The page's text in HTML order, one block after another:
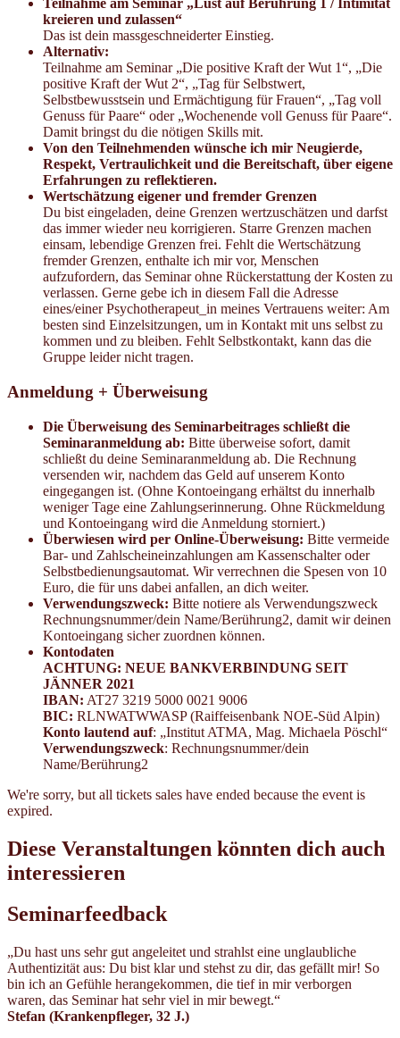
Teilnahme am Seminar „Lust auf Berührung 1 / Intimität
kreieren und zulassen“
Das ist dein massgeschneiderter Einstieg.
Alternativ:
Teilnahme am Seminar „Die positive Kraft der Wut 1“, „Die
positive Kraft der Wut 2“, „Tag für Selbstwert,
Selbstbewusstsein und Ermächtigung für Frauen“, „Tag voll
Genuss für Paare“ oder „Wochenende voll Genuss für Paare“.
Damit bringst du die nötigen Skills mit.
Von den Teilnehmenden wünsche ich mir Neugierde,
Respekt, Vertraulichkeit und die Bereitschaft, über eigene
Erfahrungen zu reflektieren.
Wertschätzung eigener und fremder Grenzen
Du bist eingeladen, deine Grenzen wertzuschätzen und darfst
das immer wieder neu korrigieren. Starre Grenzen machen
einsam, lebendige Grenzen frei. Fehlt die Wertschätzung
fremder Grenzen, enthalte ich mir vor, Menschen
aufzufordern, das Seminar ohne Rückerstattung der Kosten zu
verlassen. Gerne gebe ich in diesem Fall die Adresse
eines/einer Psychotherapeut_in meines Vertrauens weiter: Am
besten sind Einzelsitzungen, um in Kontakt mit uns selbst zu
kommen und zu bleiben. Fehlt Selbstkontakt, kann das die
Gruppe leider nicht tragen.
Anmeldung + Überweisung
Die Überweisung des Seminarbeitrages schließt die
Seminaranmeldung ab: Bitte überweise sofort, damit
schließt du deine Seminaranmeldung ab. Die Rechnung
versenden wir, nachdem das Geld auf unserem Konto
eingegangen ist. (Ohne Kontoeingang erhältst du innerhalb
weniger Tage eine Zahlungserinnerung. Ohne Rückmeldung
und Kontoeingang wird die Anmeldung storniert.)
Überwiesen wird per Online-Überweisung: Bitte vermeide
Bar- und Zahlscheineinzahlungen am Kassenschalter oder
Selbstbedienungsautomat. Wir verrechnen die Spesen von 10
Euro, die für uns dabei anfallen, an dich weiter.
Verwendungszweck: Bitte notiere als Verwendungszweck
Rechnungsnummer/dein Name/Berührung2, damit wir deinen
Kontoeingang sicher zuordnen können.
Kontodaten
ACHTUNG: NEUE BANKVERBINDUNG SEIT
JÄNNER 2021
IBAN: AT27 3219 5000 0021 9006
BIC: RLNWATWWASP (Raiffeisenbank NOE-Süd Alpin)
Konto lautend auf: „Institut ATMA, Mag. Michaela Pöschl“
Verwendungszweck: Rechnungsnummer/dein
Name/Berührung2
We're sorry, but all tickets sales have ended because the event is
expired.
Diese Veranstaltungen könnten dich auch
interessieren
Seminarfeedback
„Du hast uns sehr gut angeleitet und strahlst eine unglaubliche
Authentizität aus: Du bist klar und stehst zu dir, das gefällt mir! So
bin ich an Gefühle herangekommen, die tief in mir verborgen
waren, das Seminar hat sehr viel in mir bewegt.“
Stefan (Krankenpfleger, 32 J.)